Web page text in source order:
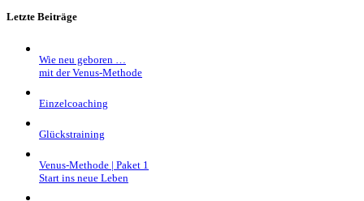
Letzte Beiträge
Wie neu geboren …
mit der Venus-Methode
Einzelcoaching
Glückstraining
Venus-Methode | Paket 1
Start ins neue Leben